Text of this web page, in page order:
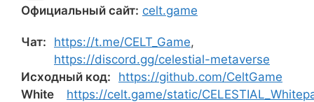
Официальный сайт: celt.game
Чат: https://t.me/CELT_Game,
https://discord.gg/celestial-metaverse
Исходный код:
https://github.com/CeltGame
White
https://celt.game/static/